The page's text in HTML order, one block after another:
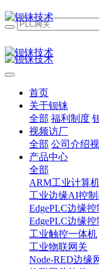
首页
关于钡铼
全部 福利制度
视频访厂
全部 公司介绍
产品中心
全部
ARM工业计算
工业边缘AI控制
EdgePLC边缘控
EdgePLC边缘控
工业触控一体机
工业物联网关
Node-RED边缘